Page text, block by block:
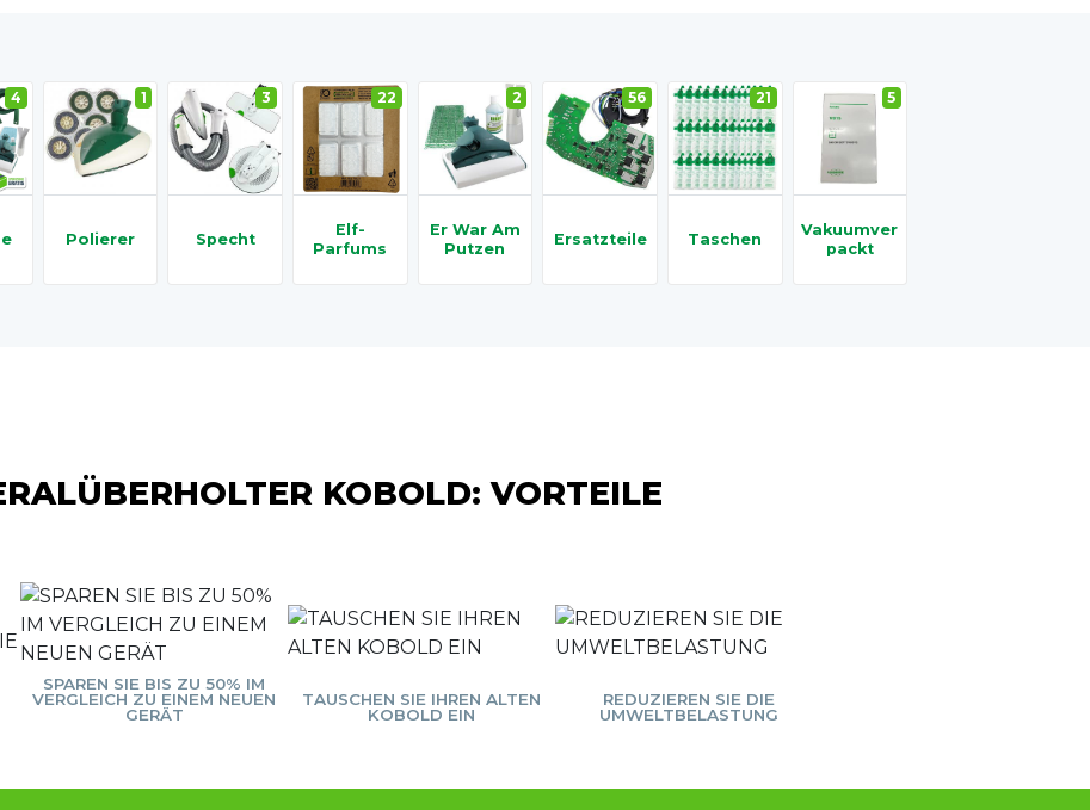
4
Polierer
1
Specht
3
Elf-
Parfums
22
Er War Am
Putzen
2
Ersatzteile
56
Taschen
21
Vakuumver
Packt
5
KOBOLD: VORTEILE
SPAREN SIE BIS ZU 50% IM
VERGLEICH ZU EINEM NEUEN
GERÄT
TAUSCHEN SIE IHREN ALTEN
KOBOLD EIN
REDUZIEREN SIE DIE
UMWELTBELASTUNG